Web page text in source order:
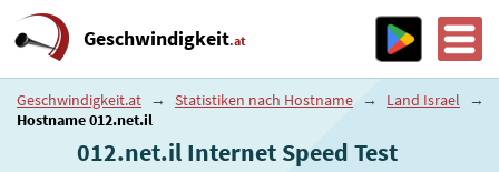
Geschwindigkeit.at
Geschwindigkeit.at → Statistiken nach Hostname → Land Israel
→
Hostname 012.net.il
012.net.il Internet Speed ​​Test